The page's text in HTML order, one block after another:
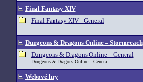
Final Fantasy XIV
Final Fantasy XIV - General
Dungeons & Dragons Online – Stormreach
Dungeons & Dragons Online – General
Dungeons & Dragons Online – General
Webové hry